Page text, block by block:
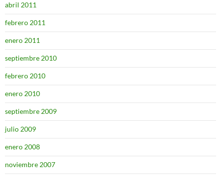
abril 2011
febrero 2011
enero 2011
septiembre 2010
febrero 2010
enero 2010
septiembre 2009
julio 2009
enero 2008
noviembre 2007